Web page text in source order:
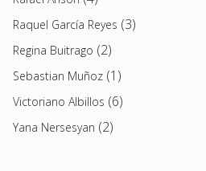
Raquel García Reyes (3)
Regina Buitrago (2)
Sebastian Muñoz (1)
Victoriano Albillos (6)
Yana Nersesyan (2)